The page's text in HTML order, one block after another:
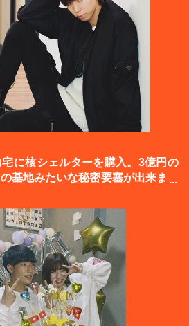
に核シェルターを購入。3億円の
基地みたいな秘密要塞が出来まし